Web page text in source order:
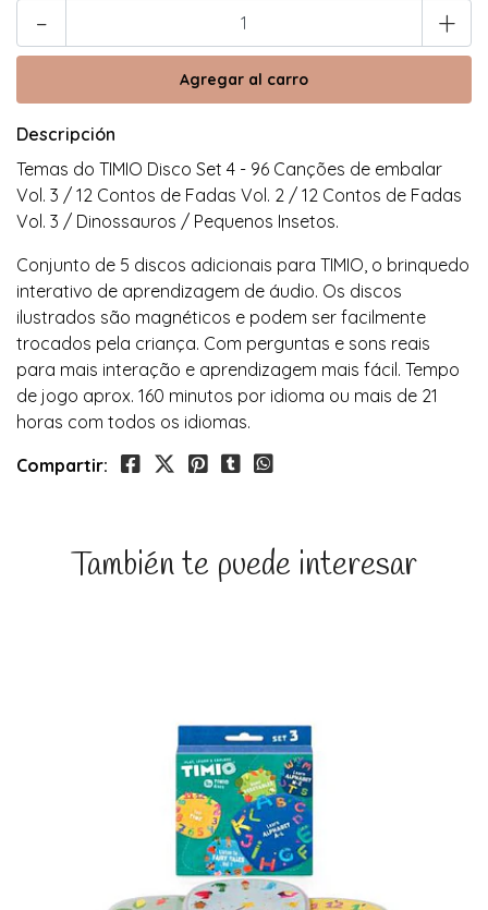
- +
Descripción
Temas do TIMIO Disco Set 4 - 96 Canções de embalar
Vol. 3 / 12 Contos de Fadas Vol. 2 / 12 Contos de Fadas
Vol. 3 / Dinossauros / Pequenos Insetos.
Conjunto de 5 discos adicionais para TIMIO, o brinquedo
interativo de aprendizagem de áudio. Os discos
ilustrados são magnéticos e podem ser facilmente
trocados pela criança. Com perguntas e sons reais
para mais interação e aprendizagem mais fácil. Tempo
de jogo aprox. 160 minutos por idioma ou mais de 21
horas com todos os idiomas.
Compartir:
También te puede interesar